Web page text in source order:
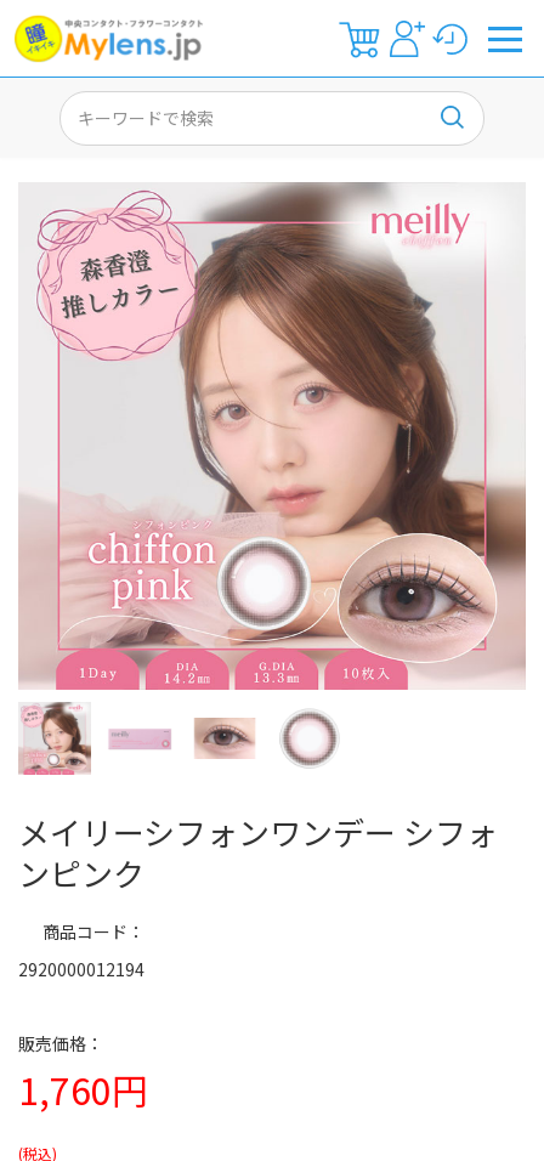
メイリーシフォンワンデー シフォ
ンピンク
1,760円
商品コード
2920000012194